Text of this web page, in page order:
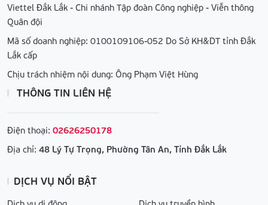
Viettel Đắk Lắk - Chi nhánh Tập đoàn Công nghiệp - Viễn thông
Quân đội
Mã số doanh nghiệp: 0100109106-052 Do Sở KH&DT tỉnh Đắk
Lắk cấp
Chịu trách nhiệm nội dung: Ông Phạm Việt Hùng
THÔNG TIN LIÊN HỆ
Điện thoại: 02626250178
Địa chỉ: 48 Lý Tự Trọng, Phường Tân An, Tỉnh Đắk Lắk
DỊCH VỤ NỔI BẬT